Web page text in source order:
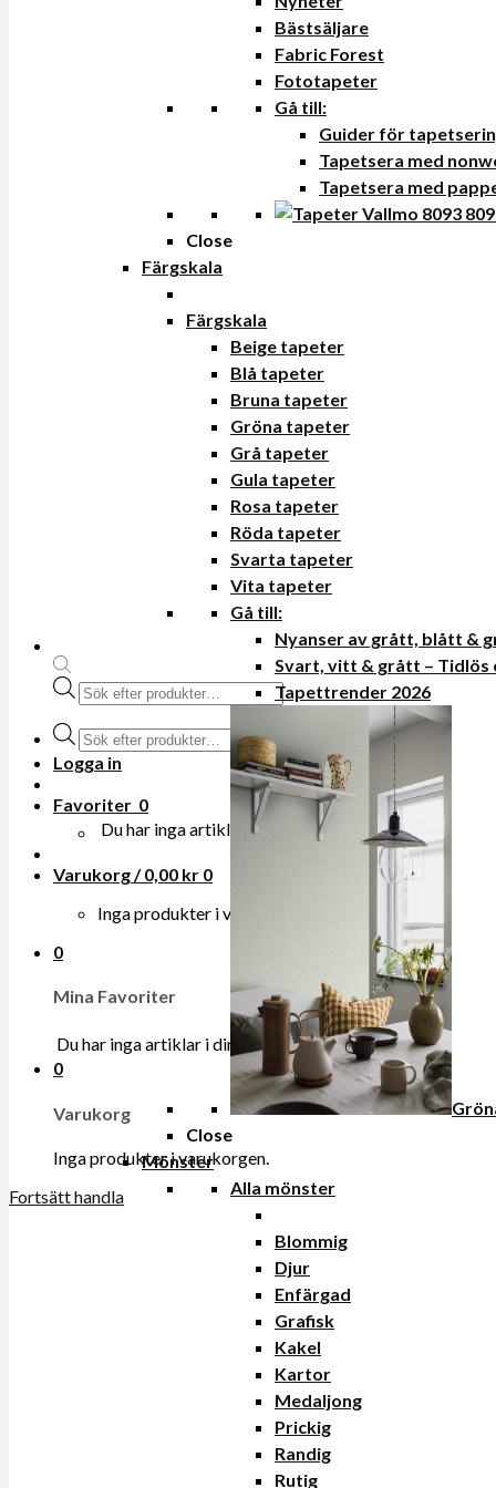
Produktsökning
Produktsökning
Logga in
Favoriter 0
Du har inga artiklar i din onskelista.
Varukorg /0,00 kr 0
Inga produkter i varukorgen.
0
Mina Favoriter
Du har inga artiklar i din onskelista.
0
Varukorg
Inga produkter i varukorgen.
Fortsätt handla
Bästsäljare
Fabric Forest
Fototapeter
Gå till:
Guider för
Tapetsera med
Tapetsera med
Close
Färgskala
Färgskala
Beige tapeter
Blå tapeter
Bruna tapeter
Gröna tapeter
Grå tapeter
Gula tapeter
Rosa tapeter
Röda tapeter
Svarta tapeter
Vita tapeter
Gå till:
Nyanser av grått, blått &
Svart, vitt & grått – Tidlös
Tapettrender 2026
Close
Mönster
Alla mönster
Blommig
Djur
Enfärgad
Grafisk
Kakel
Kartor
Medaljong
Prickig
Randig
Rutig